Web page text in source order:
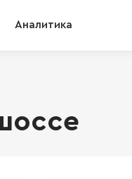
Аналитика